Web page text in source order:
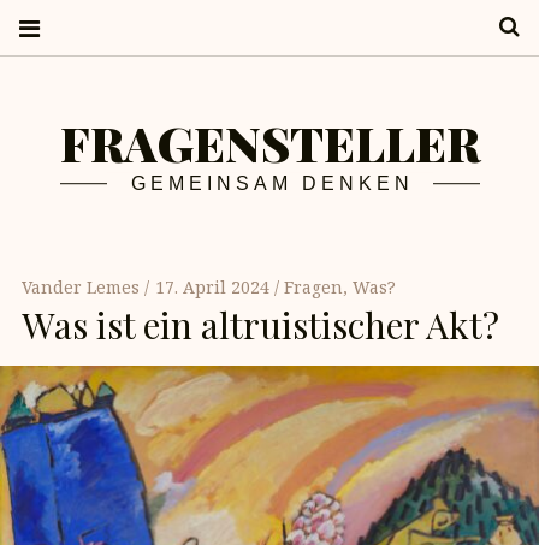
FRAGENSTELLER
GEMEINSAM DENKEN
Vander Lemes 17. April 2024 Fragen, Was?
Was ist ein altruistischer Akt?